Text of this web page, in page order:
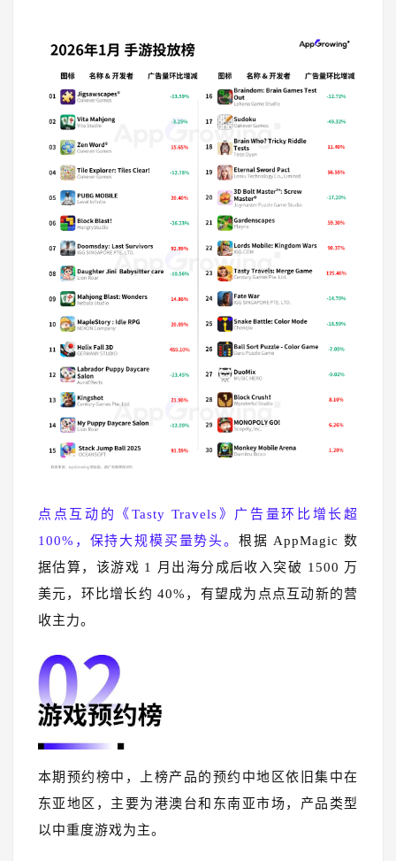
点点互动的《Tasty Travels》广告量环比增长超
100%，保持大规模买量势头。 根据 AppMagic 数
据估算，该游戏 1 月出海分成后收入突破 1500 万
美元，环比增长约 40%，有望成为点点互动新的营
收主力。
本期预约榜中，上榜产品的预约中地区依旧集中在
东亚地区，主要为港澳台和东南亚市场，产品类型
以中重度游戏为主。